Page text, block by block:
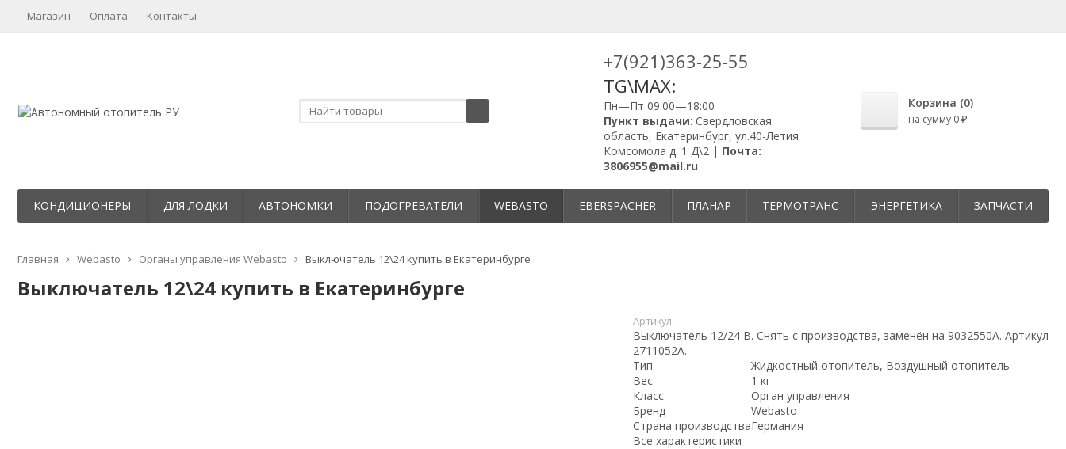
Магазин Оплата Контакты
+7(921)363-25-55
TG\MAX:
Пн—Пт 09:00—18:00
Пункт выдачи: Свердловская
область, Екатеринбург, ул.40-Летия
Комсомола д. 1 Д\2 | Почта:
3806955@mail.ru
Корзина (0)
на сумму 0 ₽
КОНДИЦИОНЕРЫ ДЛЯ ЛОДКИ АВТОНОМКИ ПОДОГРЕВАТЕЛИ WEBASTO EBERSPACHER ПЛАНАР ТЕРМОТРАНС ЭНЕРГЕТИКА ЗАПЧАСТИ
Главная Webasto Органы управления Webasto Выключатель 12\24 купить в Екатеринбурге
Выключатель 12\24 купить в Екатеринбурге
Артикул:
Выключатель 12/24 В. Снять с производства, заменён на 9032550A. Артикул
2711052A.
Тип
Жидкостный отопитель, Воздушный отопитель
Вес
1 кг
Класс
Орган управления
Бренд
Webasto
Страна производстваГермания
Все характеристики